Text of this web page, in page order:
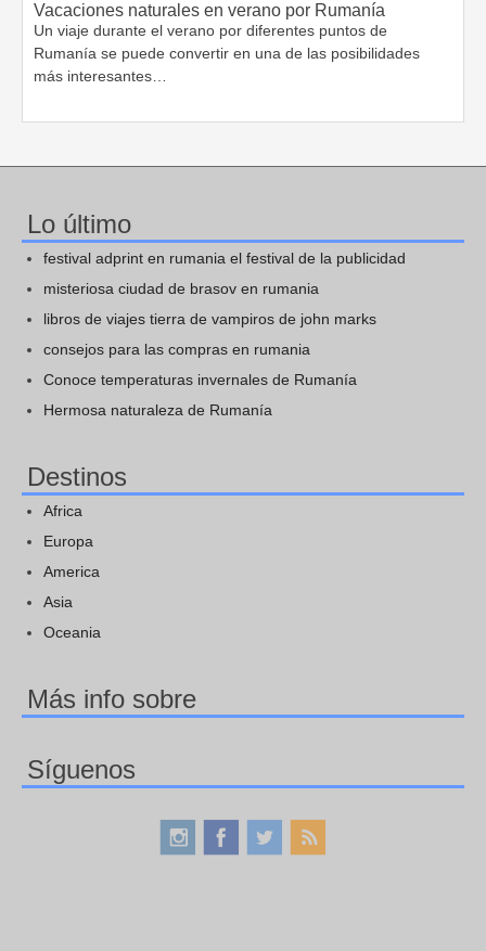
Vacaciones naturales en verano por Rumanía
Un viaje durante el verano por diferentes puntos de
Rumanía se puede convertir en una de las posibilidades
más interesantes…
Lo último
festival adprint en rumania el festival de la publicidad
misteriosa ciudad de brasov en rumania
libros de viajes tierra de vampiros de john marks
consejos para las compras en rumania
Conoce temperaturas invernales de Rumanía
Hermosa naturaleza de Rumanía
Destinos
Africa
Europa
America
Asia
Oceania
Más info sobre
Síguenos